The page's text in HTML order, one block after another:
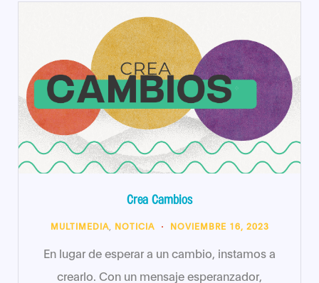
Crea Cambios
MULTIMEDIA, NOTICIA NOVIEMBRE 16, 2023
En lugar de esperar a un cambio, instamos a
crearlo. Con un mensaje esperanzador,